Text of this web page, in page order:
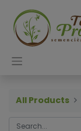
All Products